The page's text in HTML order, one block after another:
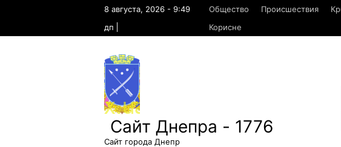
8 августа, 2026 - 9:49
дп
Общество Происшествия
Корисне
Сайт Днепра - 1776
Сайт города Днепр